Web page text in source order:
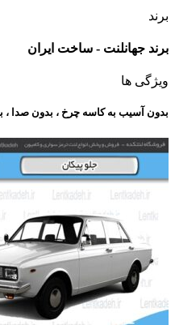
برند
برند جهانلنت - ساخت ایران
ویژگی ها
بدون آسیب به کاسه چرخ ، بدون صدا ،